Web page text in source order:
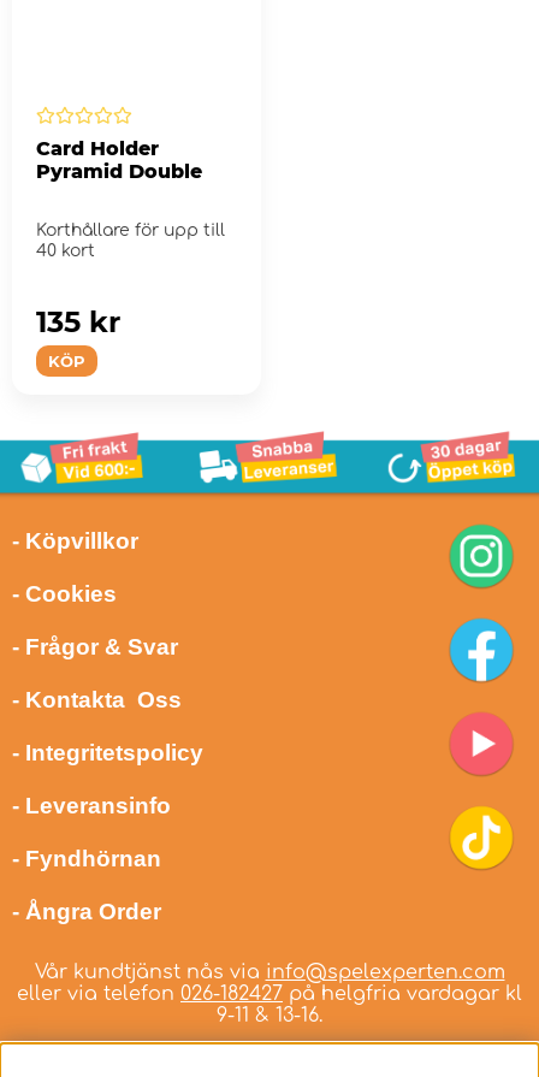
Card Holder
Pyramid Double
Korthållare för upp till
40 kort
KÖP
135 kr
- Köpvillkor
- Cookies
- Frågor & Svar
- Kontakta Oss
- Integritetspolicy
- Leveransinfo
- Fyndhörnan
- Ångra Order
Vår kundtjänst nås via info@spelexperten.com
eller via telefon 026-182427 på helgfria vardagar kl
9-11 & 13-16.